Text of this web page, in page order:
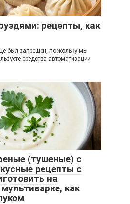
рецепты, как
был запрещен, поскольку мы
средства автоматизации
(тушеные) с
рецепты с
на
как